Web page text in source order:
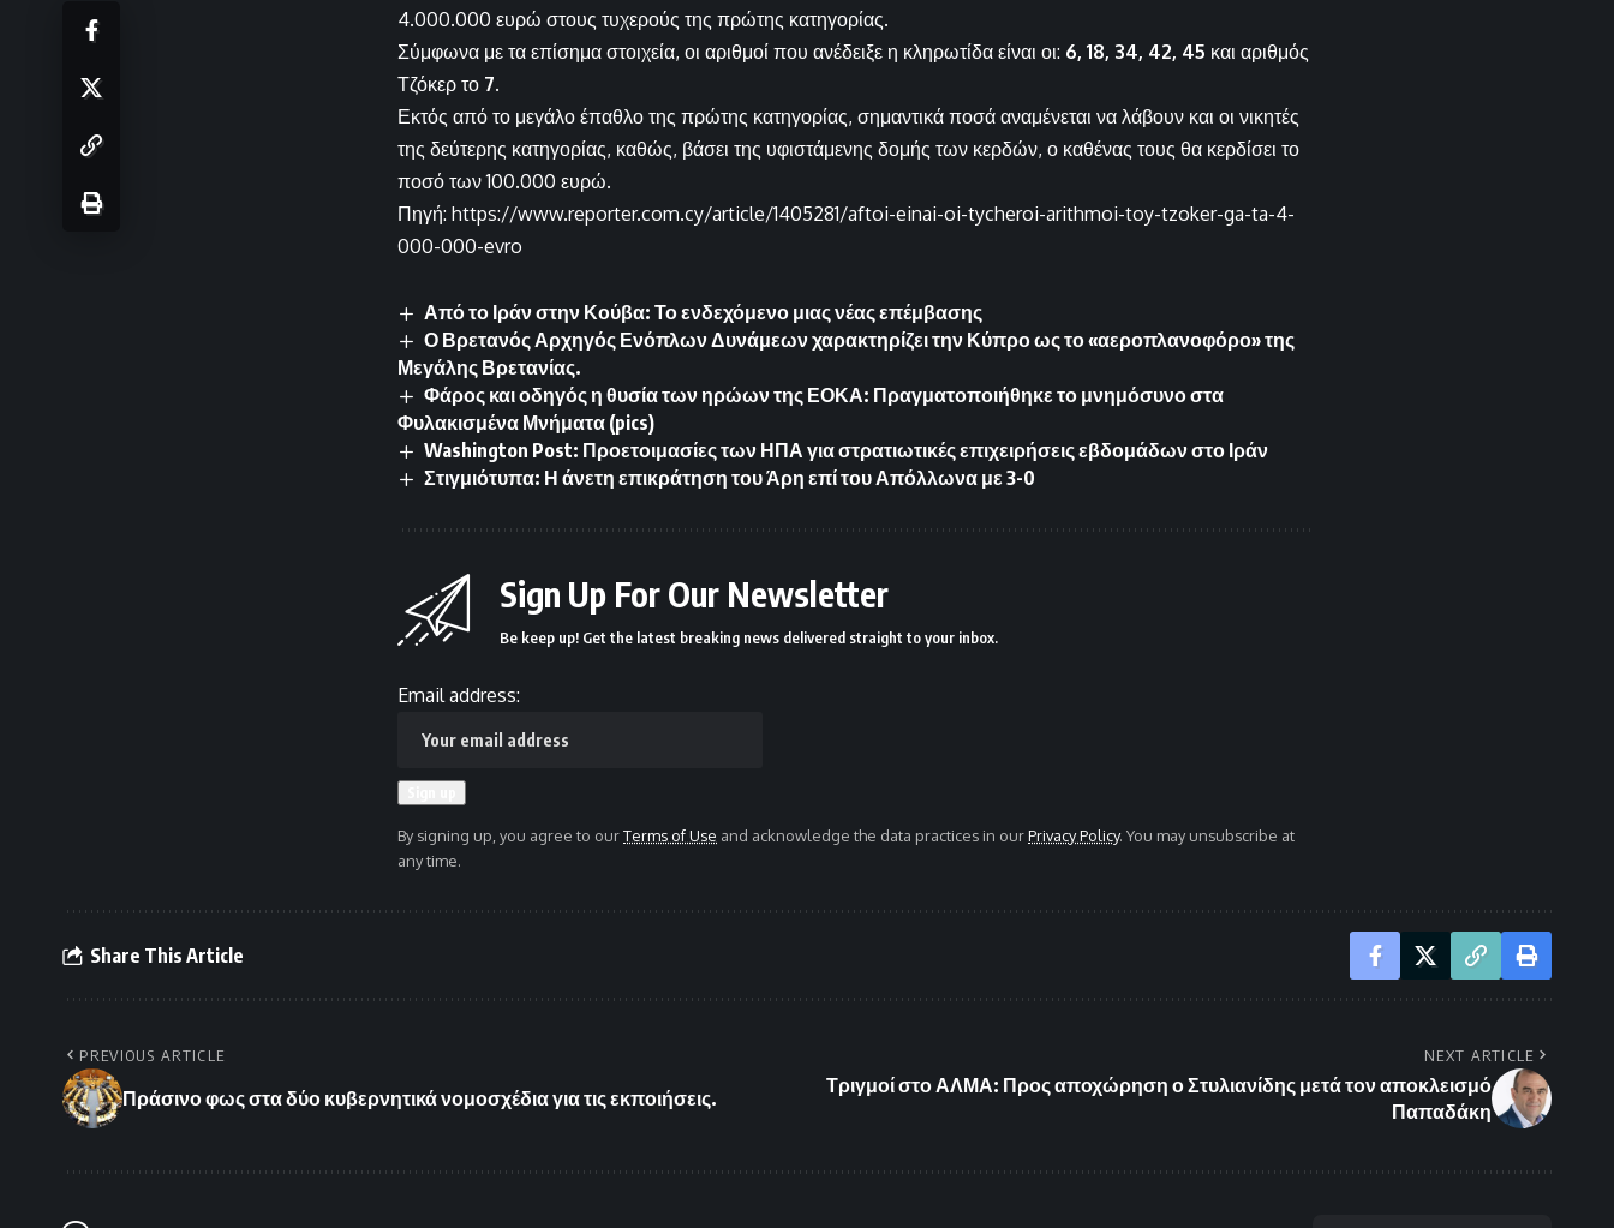
4.000.000 ευρώ στους τυχερούς της πρώτης κατηγορίας.
Σύμφωνα με τα επίσημα στοιχεία, οι αριθμοί που ανέδειξε η κληρωτίδα είναι οι: 6, 18, 34, 42, 45 και αριθμός
Τζόκερ το 7.
Εκτός από το μεγάλο έπαθλο της πρώτης κατηγορίας, σημαντικά ποσά αναμένεται να λάβουν και οι νικητές
της δεύτερης κατηγορίας, καθώς, βάσει της υφιστάμενης δομής των κερδών, ο καθένας τους θα κερδίσει το
ποσό των 100.000 ευρώ.
Πηγή: https://www.reporter.com.cy/article/1405281/aftoi-einai-oi-tycheroi-arithmoi-toy-tzoker-ga-ta-4-
000-000-evro
Από το Ιράν στην Κούβα: Το ενδεχόμενο μιας νέας επέμβασης
Ο Βρετανός Αρχηγός Ενόπλων Δυνάμεων χαρακτηρίζει την Κύπρο ως το «αεροπλανοφόρο» της
Μεγάλης Βρετανίας.
Φάρος και οδηγός η θυσία των ηρώων της ΕΟΚΑ: Πραγματοποιήθηκε το μνημόσυνο στα
Φυλακισμένα Μνήματα (pics)
Washington Post: Προετοιμασίες των ΗΠΑ για στρατιωτικές επιχειρήσεις εβδομάδων στο Ιράν
Στιγμιότυπα: Η άνετη επικράτηση του Άρη επί του Απόλλωνα με 3-0
Sign Up For Our Newsletter
Be keep up! Get the latest breaking news delivered straight to your inbox.
Email address:
By signing up, you agree to ourTerms of Use and acknowledge the data practices in ourPrivacy Policy. You may unsubscribe at
any time.
Share This Article
PREVIOUS ARTICLE
Πράσινο φως στα δύο κυβερνητικά νομοσχέδια για τις εκποιήσεις.
NEXT ARTICLE
Τριγμοί στο ΑΛΜΑ: Προς αποχώρηση ο Στυλιανίδης μετά τον αποκλεισμό
Παπαδάκη